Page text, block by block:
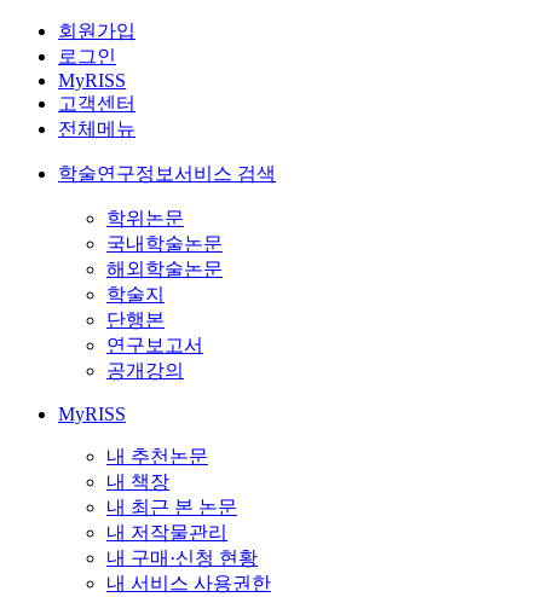
회원가입
로그인
MyRISS
고객센터
전체메뉴
학술연구정보서비스 검색
학위논문
국내학술논문
해외학술논문
학술지
단행본
연구보고서
공개강의
MyRISS
내 추천논문
내 책장
내 최근 본 논문
내 저작물관리
내 구매·신청 현황
내 서비스 사용권한